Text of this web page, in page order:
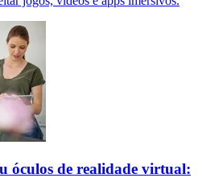
óculos de realidade virtual: